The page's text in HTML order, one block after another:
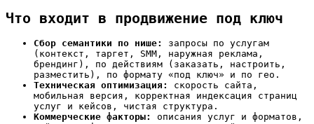
Что входит в продвижение под ключ
Сбор семантики по нише:
запросы по услугам
(контекст, таргет, SMM, наружная реклама,
брендинг), по действиям (заказать, настроить,
разместить), по формату «под ключ» и по гео.
Техническая оптимизация:
скорость сайта,
мобильная версия, корректная индексация страниц
услуг и кейсов, чистая структура.
Коммерческие факторы:
описания услуг и форматов,